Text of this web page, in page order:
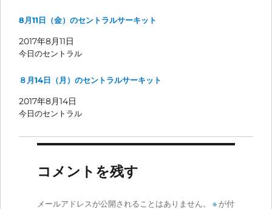
8月11日（金）のセントラルサーキット
2017年8月11日
今日のセントラル
８月14日（月）のセントラルサーキット
2017年8月14日
今日のセントラル
コメントを残す
メールアドレスが公開されることはありません。 ※が付